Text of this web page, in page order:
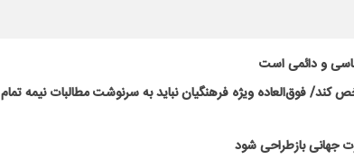
و دائمی است
فوق‌العاده ویژه فرهنگیان نباید به سرنوشت مطالبات نیمه‌ تمام
جهانی بازطراحی شود